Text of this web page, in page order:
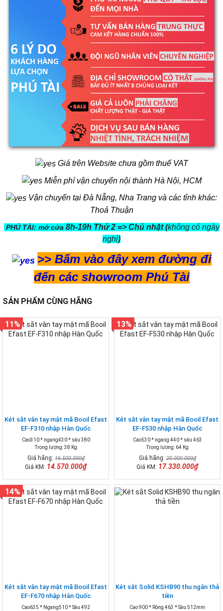
Giá trên Website chưa gồm thuế VAT
Miễn phí vận chuyển nội thành Hà Nội, HCM
Vận chuyển tại Đà Nẵng, Nha Trang và các tỉnh khác:
Thoả Thuận
PHÚ TÀI: mở cửa 8h-19h Thứ 2 => Chủ nhật (không có ngày
nghỉ)
>> Bấm vào đây xem đường đi
đến các showroom Phú Tài
SẢN PHẨM CÙNG HÃNG
Két sắt vân tay mật mã Booil Efast
EF-F310 nhập Hàn Quốc
Cao310 * ngang430 * sâu 380
Trọng lượng: 38 Kg
Giá hãng:16.500.000₫
Giá KM: 14.570.000₫
11%
Két sắt vân tay mật mã Booil Efast
EF-F530 nhập Hàn Quốc
Cao530 * ngang 440 * sâu 463
Trọng lượng: 64 Kg
Giá hãng:20.000.000₫
Giá KM: 17.330.000₫
13%
Két sắt vân tay mật mã Booil Efast
EF-F670 nhập Hàn Quốc
Cao635 * Ngang510 * Sâu 492
14%
Két sắt Solid KSHB90 thu ngân thả
tiền
Cao 900 * Rộng 463 * Sâu 512mm